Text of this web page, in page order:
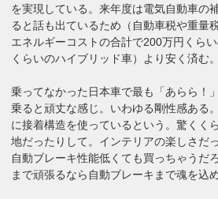
を実現している。来年度は電気自動車の
ると話も出ているため（自動車税や重量
エネルギーコストの合計で200万円くら
くらいのハイブリッド車）より安く済む。
乗ってなかった日本車で最も「あらら！
乗ると頑丈な感じ。いわゆる剛性感ある
に接着構造を使っているという。驚くく
地だったりして。インテリアの楽しさ
自動ブレーキ性能低くても買っちゃうだ
まで頑張るなら自動ブレーキまで魂を込